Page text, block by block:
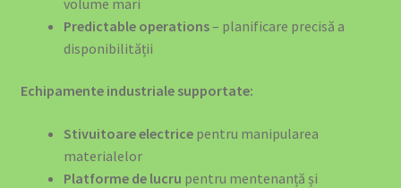
Pene Curent România: Backup Power Obligatoriu Afaceri
Privacy Policy
Predictable operations– planificare precisă a
disponibilității
Echipamente industriale supportate:
Stivuitoare electricepentru manipularea
materialelor
Platforme de lucru pentru mentenanță și